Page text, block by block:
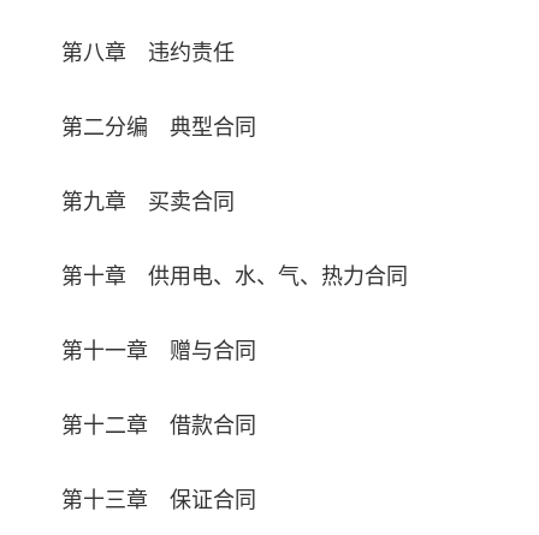
第八章 违约责任
第二分编 典型合同
第九章 买卖合同
第十章 供用电、水、气、热力合同
第十一章 赠与合同
第十二章 借款合同
第十三章 保证合同